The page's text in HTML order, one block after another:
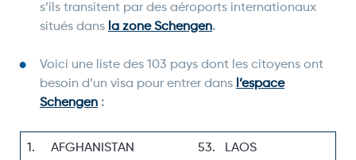
s’ils transitent par des aéroports internationaux
situés dans la zone Schengen.
Voici une liste des 103 pays dont les citoyens ont
besoin d’un visa pour entrer dans l’espace
Schengen :
1. AFGHANISTAN 53. LAOS